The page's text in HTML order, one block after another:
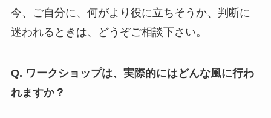
今、ご自分に、何がより役に立ちそうか、判断に
迷われるときは、どうぞご相談下さい。
Q. ワークショップは、実際的にはどんな風に行わ
れますか？